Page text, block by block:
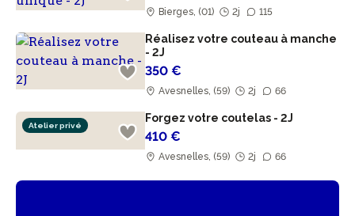
Bierges, (01) 2j 115
Réalisez votre couteau à manche
- 2J
350 €
Avesnelles, (59) 2j 66
Atelier privé
Forgez votre coutelas - 2J
410 €
Avesnelles, (59) 2j 66